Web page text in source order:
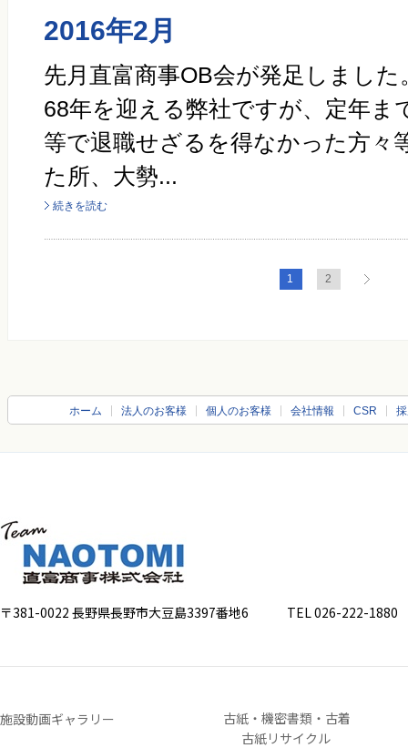
2016年2月
先月直富商事OB会が発足しまし
68年を迎える弊社ですが、定年ま
等で退職せざるを得なかった方々
た所、大勢...
続きを読む
1 2
ホーム 法人のお客様 個人のお客様 会社情報 CSR
〒381-0022 長野県長野市大豆島3397番地6 TEL 026-222-1880
施設動画ギャラリー
古紙・機密書類・古着
古紙リサイクル